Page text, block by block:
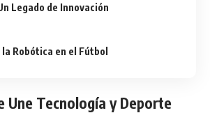
Legado de Innovación
Robótica en el Fútbol
Une Tecnología y Deporte